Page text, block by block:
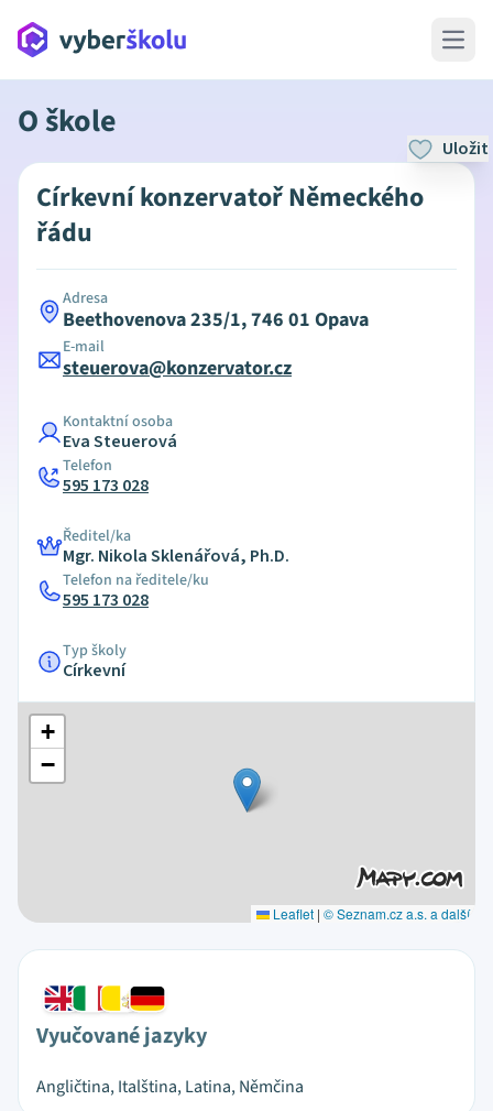
Open
O škole
Uložit
Církevní konzervatoř Německého
řádu
Adresa
Beethovenova 235/1, 746 01 Opava
E-mail
steuerova@konzervator.cz
Kontaktní osoba
Eva Steuerová
Telefon
595 173 028
Ředitel/ka
Mgr. Nikola Sklenářová, Ph.D.
Telefon na ředitele/ku
595 173 028
Typ školy
Církevní
+
−
Leaflet | © Seznam.cz a.s. a další
Vyučované jazyky
Angličtina, Italština, Latina, Němčina